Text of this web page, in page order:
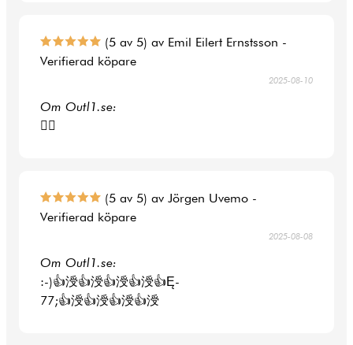
(5 av 5) av Emil Eilert Ernstsson -
Verifierad köpare
2025-08-10
Om Outl1.se:
👍🏻
(5 av 5) av Jörgen Uvemo -
Verifierad köpare
2025-08-08
Om Outl1.se:
:-)👍涭👍涭👍涭👍涭👍Ę-
77;👍涭👍涭👍涭👍涭